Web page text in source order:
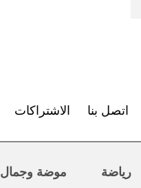
اتصل بنا الاشتراكات
رياضة موضة وجمال